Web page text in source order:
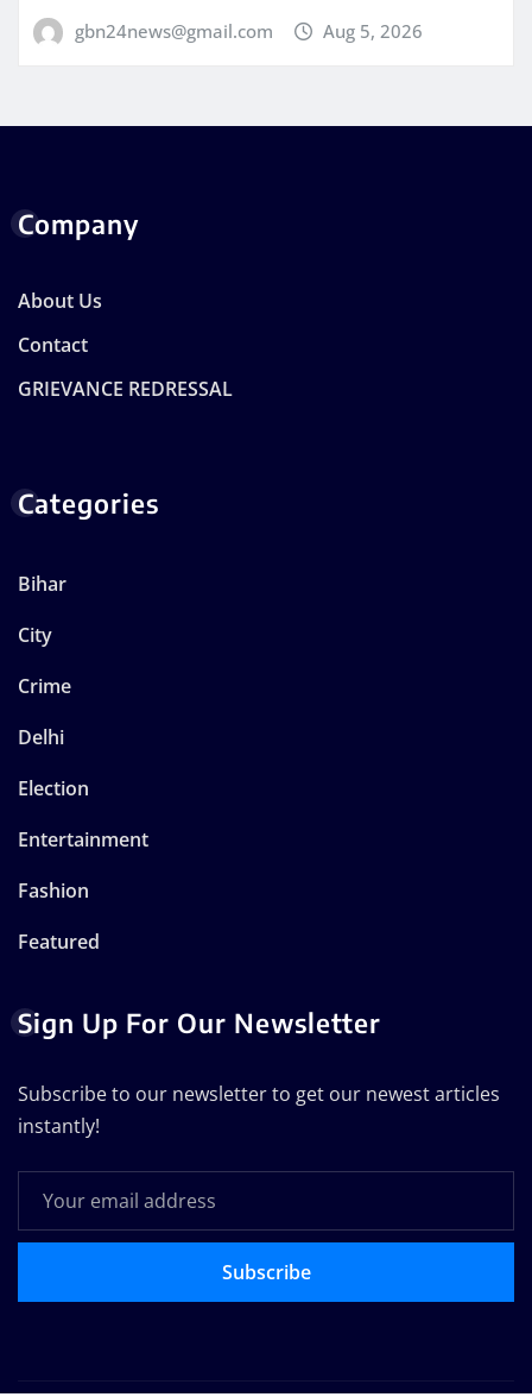
gbn24news@gmail.com Aug 5, 2026
Company
About Us
Contact
GRIEVANCE REDRESSAL
Categories
Bihar
City
Crime
Delhi
Election
Entertainment
Fashion
Featured
Sign Up For Our Newsletter
Subscribe to our newsletter to get our newest articles
instantly!
Subscribe